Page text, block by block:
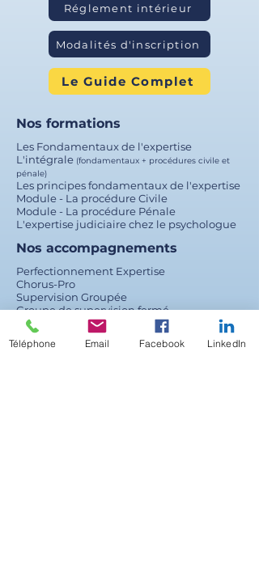
Réglement intérieur
Modalités d'inscription
Le Guide Complet
Nos formations
Les Fondamentaux de l'expertise
L'intégrale (fondamentaux + procédures civile et
pénale)
Les principes fondamentaux de l'expertise
Module - La procédure Civile
Module - La procédure Pénale
L'expertise judiciaire chez le psychologue
Nos accompagnements
Perfectionnement Expertise
Chorus-Pro
Supervision Groupée
Groupe de supervision fermé
Téléphone Email Facebook LinkedIn